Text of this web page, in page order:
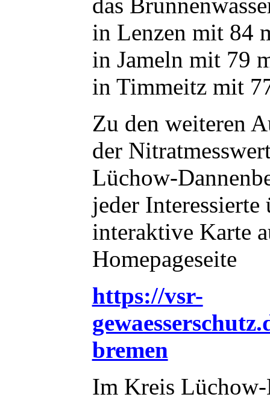
das
in Lenzen mit 84
in Jameln mit 79
in Timmeitz mit
Zu den weiteren
der
Lüchow-
jeder Interessierte
interaktive Karte
Homepageseite
https://vsr-
bremen
Im Kreis Lüchow-